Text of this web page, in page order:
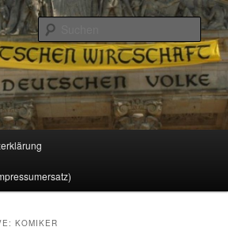
und Gesellschaft
KOMIKER